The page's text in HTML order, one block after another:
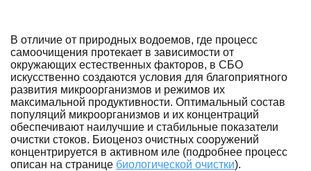
В отличие от природных водоемов, где процесс
самоочищения протекает в зависимости от
окружающих естественных факторов, в СБО
искусственно создаются условия для благоприятного
развития микроорганизмов и режимов их
максимальной продуктивности. Оптимальный состав
популяций микроорганизмов и их концентраций
обеспечивают наилучшие и стабильные показатели
очистки стоков. Биоценоз очистных сооружений
концентрируется в активном иле (подробнее процесс
описан на странице биологической очистки).